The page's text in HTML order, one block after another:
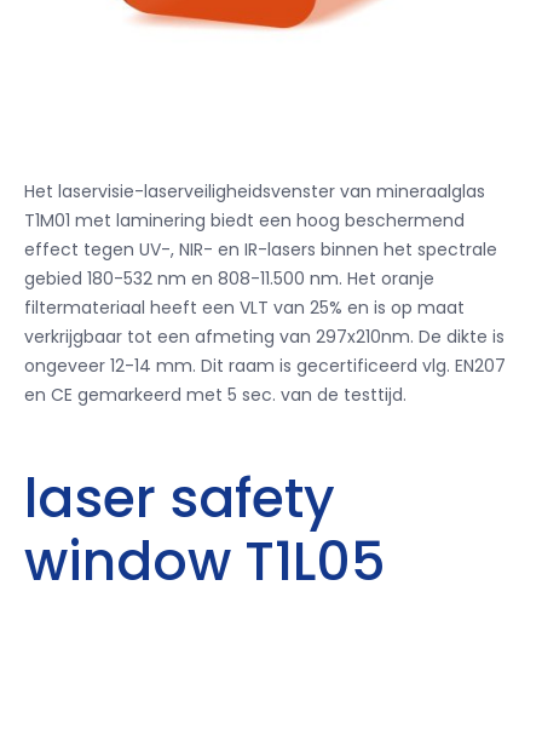
Het laservisie-laserveiligheidsvenster van mineraalglas
T1M01 met laminering biedt een hoog beschermend
effect tegen UV-, NIR- en IR-lasers binnen het spectrale
gebied 180-532 nm en 808-11.500 nm. Het oranje
filtermateriaal heeft een VLT van 25% en is op maat
verkrijgbaar tot een afmeting van 297x210nm. De dikte is
ongeveer 12-14 mm. Dit raam is gecertificeerd vlg. EN207
en CE gemarkeerd met 5 sec. van de testtijd.
laser safety
window T1L05